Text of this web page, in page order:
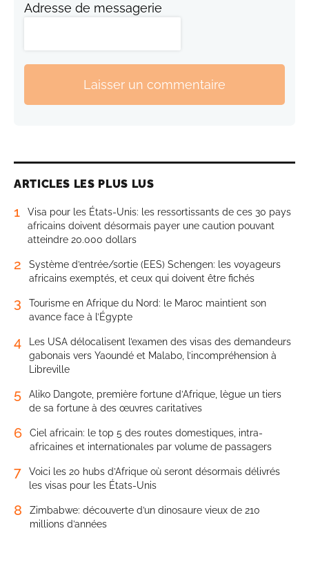
Adresse de messagerie
Laisser un commentaire
ARTICLES LES PLUS LUS
1
Visa pour les États-Unis: les ressortissants de ces 30 pays
africains doivent désormais payer une caution pouvant
atteindre 20.000 dollars
2
Système d’entrée/sortie (EES) Schengen: les voyageurs
africains exemptés, et ceux qui doivent être fichés
3
Tourisme en Afrique du Nord: le Maroc maintient son
avance face à l’Égypte
4
Les USA délocalisent l’examen des visas des demandeurs
gabonais vers Yaoundé et Malabo, l’incompréhension à
Libreville
5
Aliko Dangote, première fortune d’Afrique, lègue un tiers
de sa fortune à des œuvres caritatives
6
Ciel africain: le top 5 des routes domestiques, intra-
africaines et internationales par volume de passagers
7
Voici les 20 hubs d’Afrique où seront désormais délivrés
les visas pour les États-Unis
8
Zimbabwe: découverte d’un dinosaure vieux de 210
millions d’années